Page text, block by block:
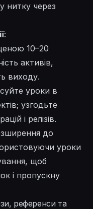
нитку через
:
10–20
активів,
виходу.
уроки в
узгодьте
і релізів.
до
уроки
щоб
і пропускну
референси та